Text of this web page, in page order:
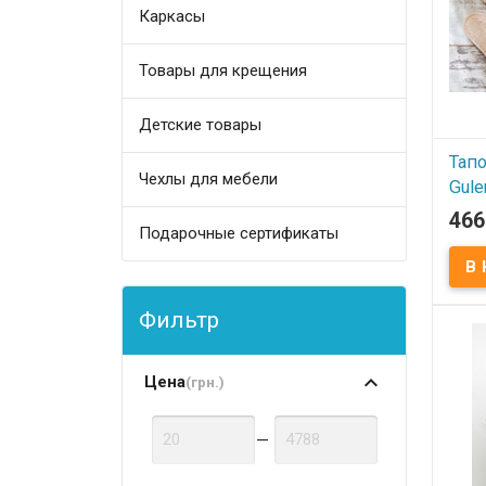
Каркасы
Товары для крещения
Детские товары
Чехлы для мебели
Подарочные сертификаты
Фильтр
Цена(грн.)
—
В